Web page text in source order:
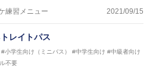
練習メニュー 2021/09/15
レイトパス
#小学生向け（ミニバス） #中学生向け #中級者向け
不要